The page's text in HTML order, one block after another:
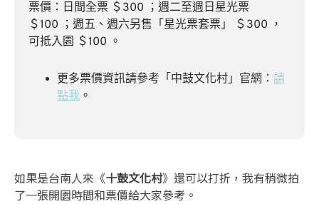
票價：日間全票 ＄300 ；週二至週日星光票
＄100 ；週五、週六另售「星光票套票」 ＄300 ，
可抵入園 ＄100 。
更多票價資訊請參考「中鼓文化村」官網： 請
點我 。
如果是台南人來《十鼓文化村》還可以打折，我有稍微拍
了一張開園時間和票價給大家參考。